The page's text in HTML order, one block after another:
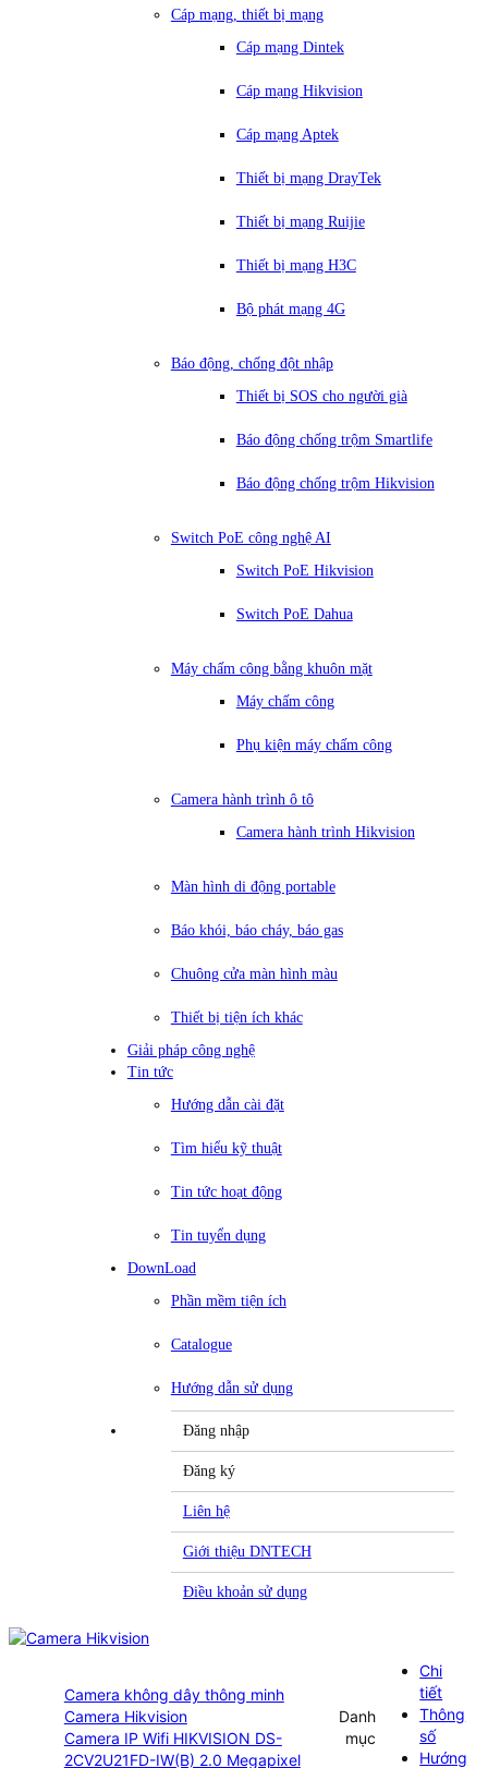
Cáp mạng, thiết bị mạng
Cáp mạng Dintek
Cáp mạng Hikvision
Cáp mạng Aptek
Thiết bị mạng DrayTek
Thiết bị mạng Ruijie
Thiết bị mạng H3C
Bộ phát mạng 4G
Báo động, chống đột nhập
Thiết bị SOS cho người già
Báo động chống trộm Smartlife
Báo động chống trộm Hikvision
Switch PoE công nghệ AI
Switch PoE Hikvision
Switch PoE Dahua
Máy chấm công bằng khuôn mặt
Máy chấm công
Phụ kiện máy chấm công
Camera hành trình ô tô
Camera hành trình Hikvision
Màn hình di động portable
Báo khói, báo cháy, báo gas
Chuông cửa màn hình màu
Thiết bị tiện ích khác
Giải pháp công nghệ
Tin tức
Hướng dẫn cài đặt
Tìm hiểu kỹ thuật
Tin tức hoạt động
Tin tuyển dụng
DownLoad
Phần mềm tiện ích
Catalogue
Hướng dẫn sử dụng
Đăng nhập
Đăng ký
Liên hệ
Giới thiệu DNTECH
Điều khoản sử dụng
Camera không dây thông minh
Camera Hikvision
Camera IP Wifi HIKVISION DS-
2CV2U21FD-IW(B) 2.0 Megapixel
Danh
mục
Chi
tiết
Thông
số
Hướng